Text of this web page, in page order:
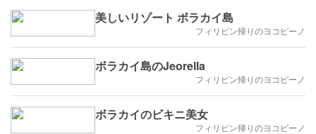
美しいリゾート ボラカイ島
フィリピン帰りのヨコピーノ
ボラカイ島のJeorella
フィリピン帰りのヨコピーノ
ボラカイのビキニ美女
フィリピン帰りのヨコピーノ